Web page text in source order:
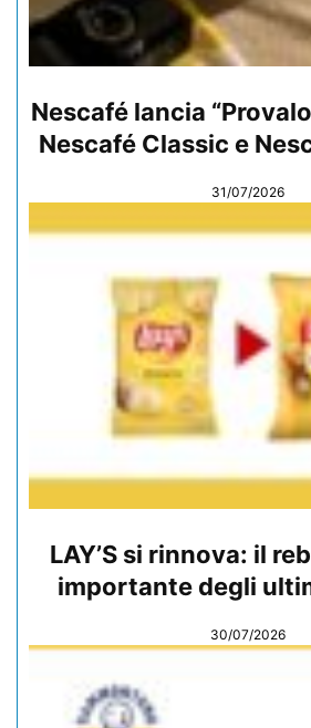
Nescafé lancia
Nescafé Classic e
31/07/2026
LAY’S si rinnova: il
importante degli
30/07/2026